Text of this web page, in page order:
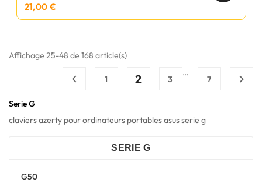
21,00 €
Affichage 25-48 de 168 article(s)
 1 2 3
…
7 
Serie G
claviers azerty pour ordinateurs portables asus serie g
SERIE G
G50